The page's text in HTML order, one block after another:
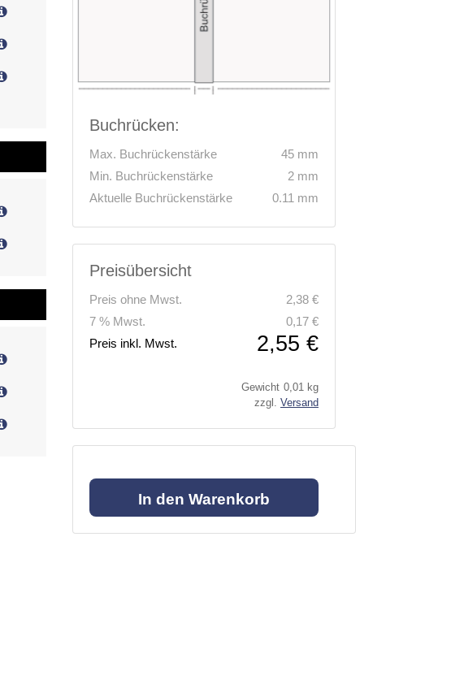
Buchrücken:
Max. Buchrückenstärke
45 mm
Min. Buchrückenstärke
2 mm
Aktuelle Buchrückenstärke
0.11 mm
Preisübersicht
Preis ohne Mwst.
2,38 €
7 % Mwst.
0,17 €
Preis inkl. Mwst.
2,55 €
Gewicht 0,01 kg
zzgl. Versand